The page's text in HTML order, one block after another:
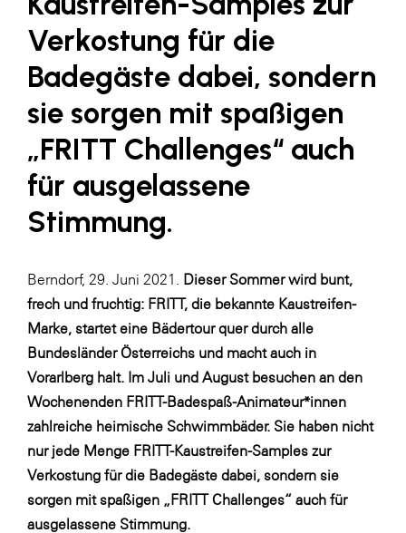
Libro
Lidl Österreich
Die Menü-Manufaktur
MTH Retail Group
OMV
OptimaMed
PAGRO
Primark
Salesforce
sebamed
SeneCura
SERVICE&MORE
SKINUANCE®
Somfy
Sony DADC
Verkostung für die
Badegäste dabei, sondern
sie sorgen mit spaßigen
„FRITT Challenges“ auch
für ausgelassene
Stimmung.
Berndorf, 29. Juni 2021. Dieser Sommer wird bunt,
frech und fruchtig: FRITT, die bekannte Kaustreifen-
Marke, startet eine Bädertour quer durch alle
Bundesländer Österreichs und macht auch in
Vorarlberg halt. Im Juli und August besuchen an den
Wochenenden FRITT-Badespaß-Animateur*innen
zahlreiche heimische Schwimmbäder. Sie haben nicht
nur jede Menge FRITT-Kaustreifen-Samples zur
Verkostung für die Badegäste dabei, sondern sie
sorgen mit spaßigen „FRITT Challenges“ auch für
ausgelassene Stimmung.